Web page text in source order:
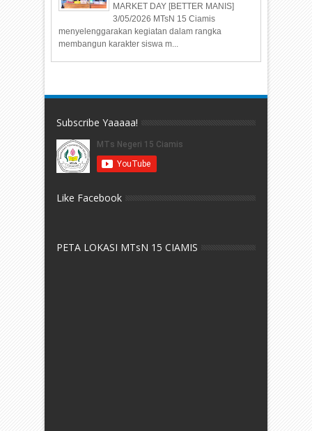
MARKET DAY [BETTER MANIS]
3/05/2026 MTsN 15 Ciamis
menyelenggarakan kegiatan dalam rangka
membangun karakter siswa m...
Subscribe Yaaaaa!
Like Facebook
PETA LOKASI MTsN 15 CIAMIS